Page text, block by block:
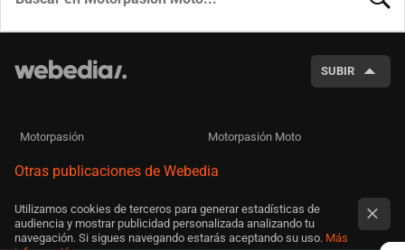
SUBIR
Motorpasión Motorpasión Moto
Otras publicaciones de Webedia
Utilizamos cookies de terceros para generar estadísticas de
audiencia y mostrar publicidad personalizada analizando tu
navegación. Si sigues navegando estarás aceptando su uso. Más